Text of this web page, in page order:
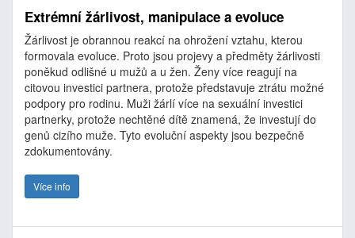
Extrémní žárlivost, manipulace a evoluce
Žárlivost je obrannou reakcí na ohrožení vztahu, kterou
formovala evoluce. Proto jsou projevy a předměty žárlivosti
poněkud odlišné u mužů a u žen. Ženy více reagují na
citovou investici partnera, protože představuje ztrátu možné
podpory pro rodinu. Muži žárlí více na sexuální investici
partnerky, protože nechtěné dítě znamená, že investují do
genů cizího muže. Tyto evoluční aspekty jsou bezpečně
zdokumentovány.
Více info